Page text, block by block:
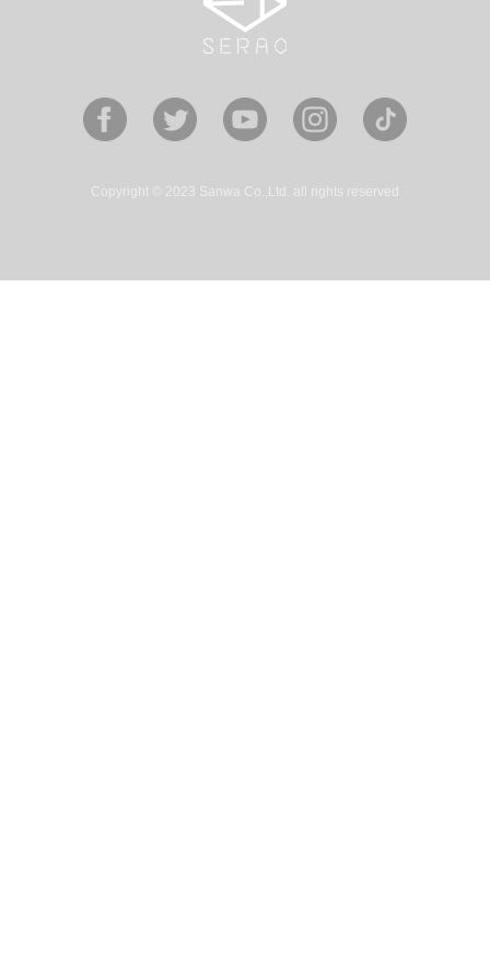
Copyright © 2023 Sanwa Co.,Ltd. all rights reserved